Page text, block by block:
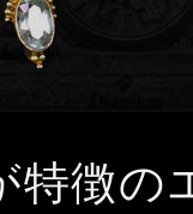
特徴の